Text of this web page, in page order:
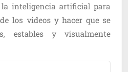
inteligencia artificial para
los videos y hacer que se
estables y visualmente